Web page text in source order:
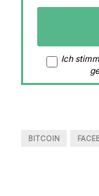
Ich
BITCOIN